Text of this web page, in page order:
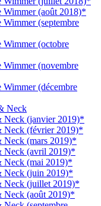
Wimmer (août 2018)*
(septembre
Wimmer (octobre
Wimmer (novembre
Wimmer (décembre
Neck
Neck (janvier 2019)*
Neck (février 2019)*
Neck (mars 2019)*
Neck (avril 2019)*
Neck (mai 2019)*
Neck (juin 2019)*
Neck (juillet 2019)*
Neck (août 2019)*